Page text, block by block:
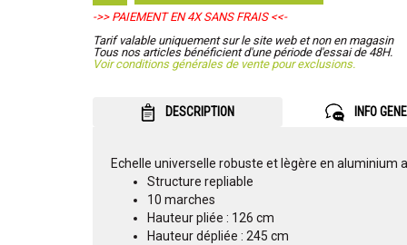
->> PAIEMENT EN 4X SANS FRAIS <<-
Tarif valable uniquement sur le site web et non en magasin
Tous nos articles bénéficient d'une période d'essai de 48H.
Voir conditions générales de vente pour exclusions.
DESCRIPTION INFO
Echelle universelle robuste et lègère en aluminium
Structure repliable
10 marches
Hauteur pliée : 126 cm
Hauteur dépliée : 245 cm